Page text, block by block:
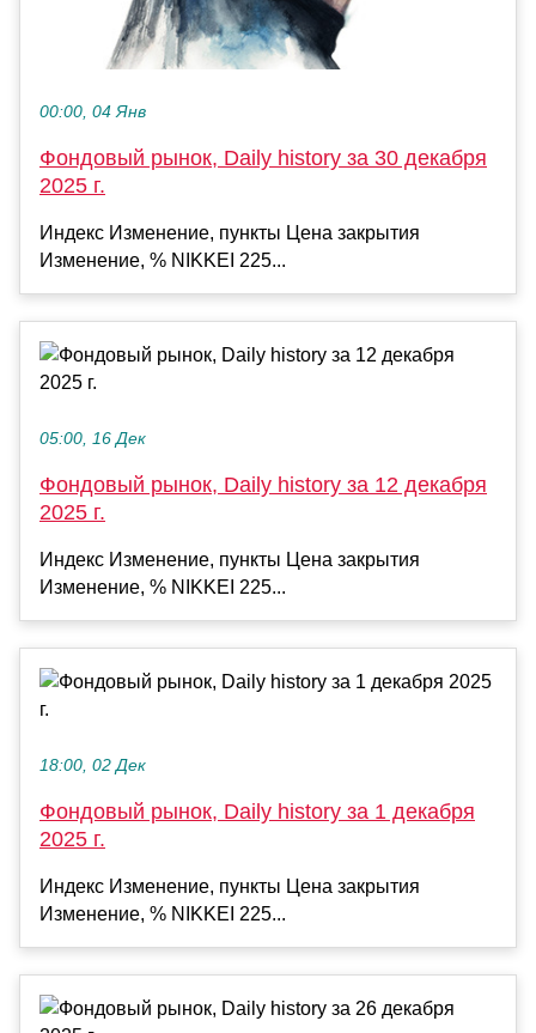
00:00, 04 Янв
Фондовый рынок, Daily history за 30 декабря
2025 г.
Индекс Изменение, пункты Цена закрытия
Изменение, % NIKKEI 225...
05:00, 16 Дек
Фондовый рынок, Daily history за 12 декабря
2025 г.
Индекс Изменение, пункты Цена закрытия
Изменение, % NIKKEI 225...
18:00, 02 Дек
Фондовый рынок, Daily history за 1 декабря
2025 г.
Индекс Изменение, пункты Цена закрытия
Изменение, % NIKKEI 225...